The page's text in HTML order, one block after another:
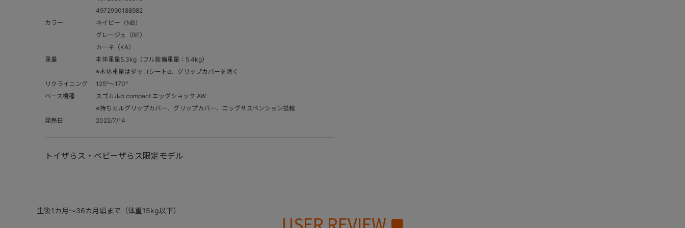
4972990188982
カラー
ネイビー（NB）
グレージュ（BE）
カーキ（KA）
重量
本体重量5.3kg（フル装備重量：5.4kg）
※本体重量はダッコシートα、グリップカバーを除く
リクライニング
125°～170°
ベース機種
スゴカルα compact エッグショック AW
※持ちカルグリップカバー、グリップカバー、エッグサスペンション搭載
発売日
2022/7/14
トイザらス・ベビーザらス限定モデル
生後1カ月～36カ月頃まで（体重15kg以下）